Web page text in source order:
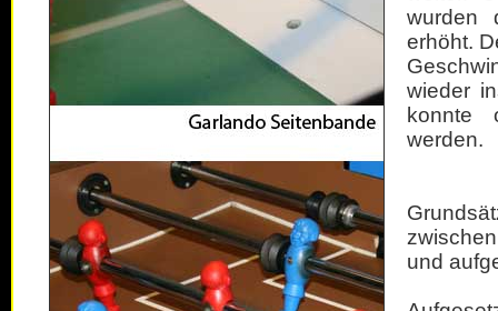
wurden
erhöht.
wieder
konnte
werden.
und